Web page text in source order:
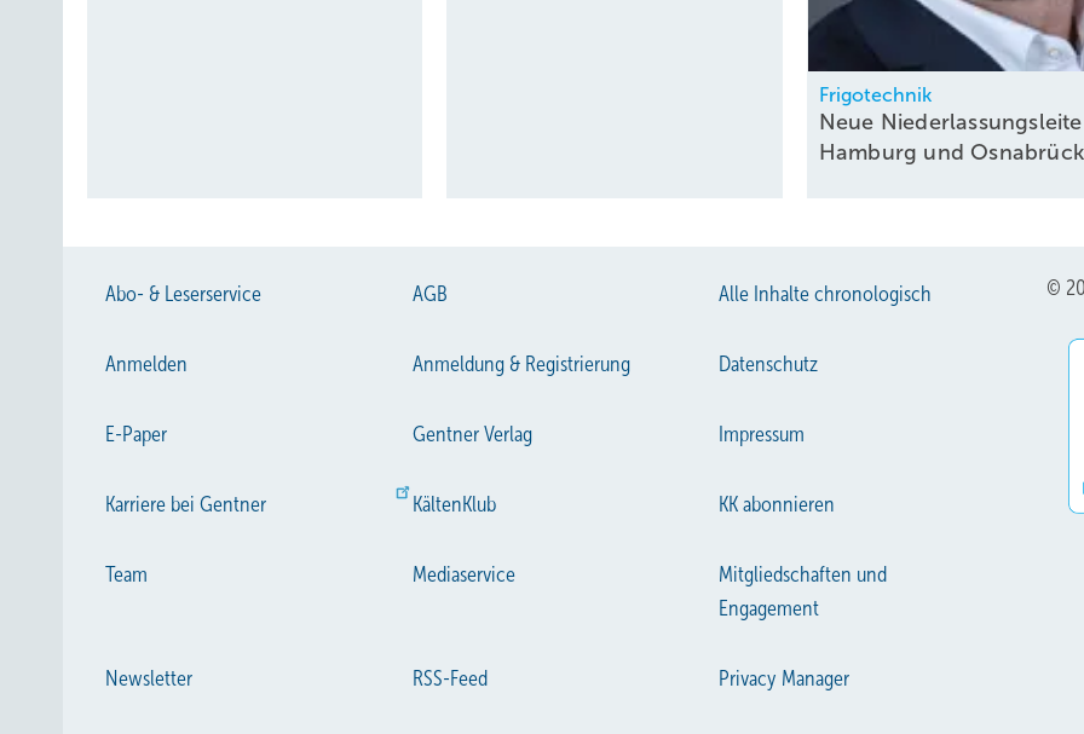
Frigotechnik
Neue
Hamburg und
Abo- & Leserservice AGB Alle Inhalte chronologisch
Anmelden Anmeldung & Registrierung Datenschutz
E-Paper Gentner Verlag Impressum
Karriere bei Gentner KältenKlub KK abonnieren
Team Mediaservice
Mitgliedschaften und
Engagement
Newsletter RSS-Feed Privacy Manager
©